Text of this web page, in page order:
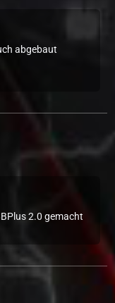
abgebaut
2.0 gemacht